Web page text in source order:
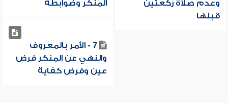
وعدم صلاة ركعتين
قبلها
المنكر وضوابطه
7 - الأمر بالمعروف
والنهي عن المنكر فرض
عين وفرض كفاية